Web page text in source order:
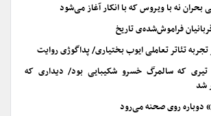
نه با ویروس که با انکار آغاز می‌شود
فراموش‌شده‌ی تاریخ
تجربه تئاتر تعاملی ایوب بختیاری/ پداگوژی روایت
به مناسبت ۲۸ تیری که سالمرگ خسرو شکیبایی بود/ دیداری که
شد
دوباره روی صحنه می‌رود